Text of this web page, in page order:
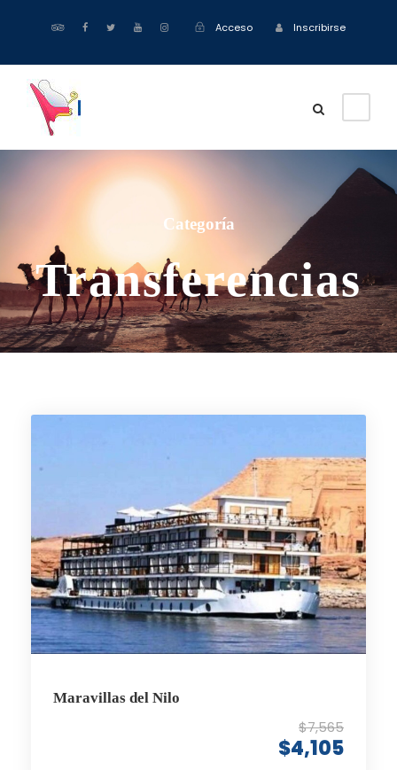
Acceso Inscribirse
Categoría
Transferencias
Maravillas del Nilo
$7,565
$4,105